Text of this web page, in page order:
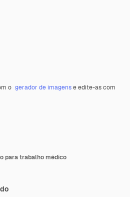
o gerador de imagense edite-as com
para trabalho médico